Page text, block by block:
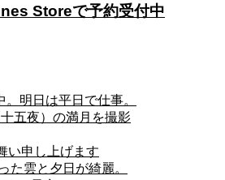
Storeで予約受付中
明日は平日で仕事。
五夜）の満月を撮影
い申し上げます
た雲と夕日が綺麗。